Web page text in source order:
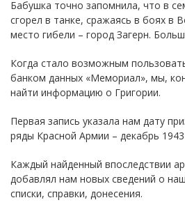
Бабушка точно запомнила, что в
сгорел в танке, сражаясь в боях в
место гибели – город Загерн.
Когда стало возможным
банком данных «Мемориал», мы,
найти информацию о Григории.
Первая запись указала нам дату
ряды Красной Армии – декабрь
Каждый найденный впоследствии
добавлял нам новых сведений о
списки, справки, донесения.